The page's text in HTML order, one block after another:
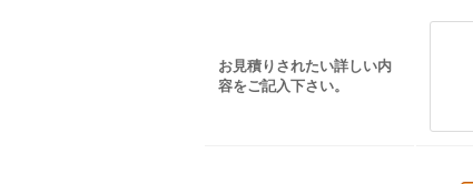
お見積りされたい詳しい内
容をご記入下さい。